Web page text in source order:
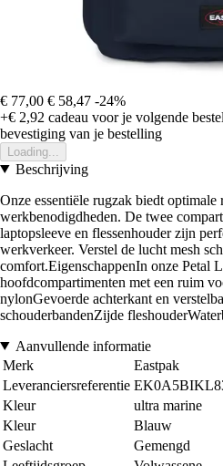
€ 77,00 € 58,47 -24%
+€ 2,92 cadeau voor je volgende
bevestiging van je bestelling
Loading...
Beschrijving
Onze essentiële rugzak biedt optimale
werkbenodigdheden. De twee
laptopsleeve en flessenhouder zijn
werkverkeer. Verstel de lucht mesh
comfort.EigenschappenIn onze Petal
hoofdcompartimenten met een ruim
nylonGevoerde achterkant en
schouderbandenZijde
Aanvullende informatie
Merk
Eastpak
Leveranciersreferentie
Kleur
ultra marine
Kleur
Blauw
Geslacht
Gemengd